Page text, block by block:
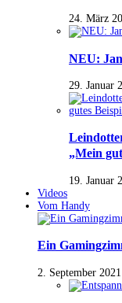
24. März
NEU:
29. Januar
„Mein
19. Januar
Videos
Vom Handy
Ein
2. September 2021